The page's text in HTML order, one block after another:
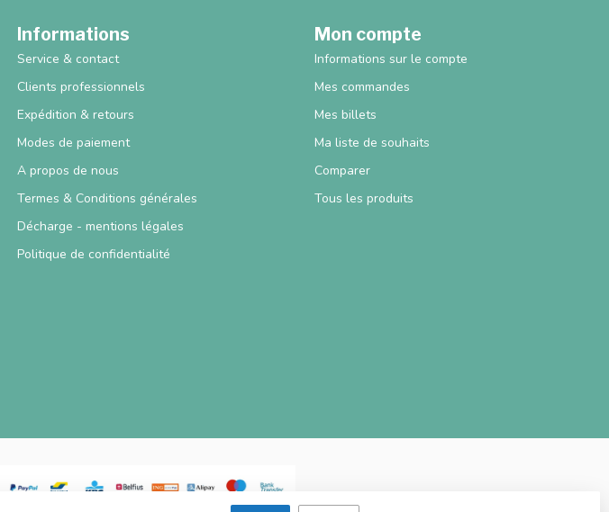
Informations
Service & contact
Clients professionnels
Expédition & retours
Modes de paiement
A propos de nous
Termes & Conditions générales
Décharge - mentions légales
Politique de confidentialité
Mon compte
Informations sur le compte
Mes commandes
Mes billets
Ma liste de souhaits
Comparer
Tous les produits